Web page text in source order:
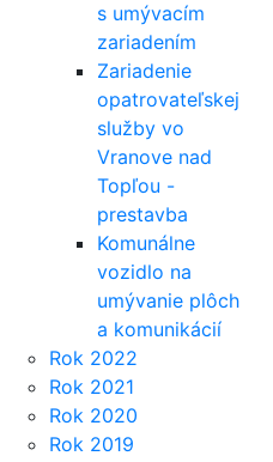
s umývacím
zariadením
Zariadenie
opatrovateľskej
služby vo
Vranove nad
Topľou -
prestavba
Komunálne
vozidlo na
umývanie plôch
a komunikácií
Rok 2022
Rok 2021
Rok 2020
Rok 2019